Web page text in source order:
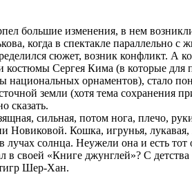
большие изменения, в нем
когда в спектакле параллельно с
сюжет, возник конфликт. А
костюмы Сергея Кима (в которые для
национальных орнаментов), стало
земли (хотя тема сохранения
сказать.
сильная, потом нога, плечо,
Кошка, игрунья,
лучах солнца. Неужели она и есть
своей «Книге джунглей»? С
Шер-Хан.